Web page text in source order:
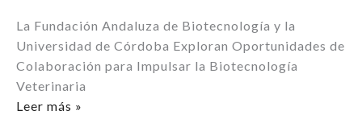
La Fundación Andaluza de Biotecnología y la
Universidad de Córdoba Exploran Oportunidades de
Colaboración para Impulsar la Biotecnología
Veterinaria
La
Leer más »